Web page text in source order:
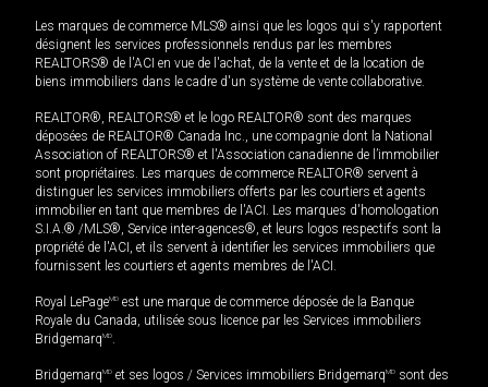
Les marques de commerce MLS® ainsi que les logos qui s'y rapportent
désignent les services professionnels rendus par les membres
REALTORS® de l'ACI en vue de l'achat, de la vente et de la location de
biens immobiliers dans le cadre d'un système de vente collaborative.
REALTOR®, REALTORS® et le logo REALTOR® sont des marques
déposées de REALTOR® Canada Inc., une compagnie dont la National
Association of REALTORS® et l'Association canadienne de l’immobilier
sont propriétaires. Les marques de commerce REALTOR® servent à
distinguer les services immobiliers offerts par les courtiers et agents
immobilier en tant que membres de l'ACI. Les marques d'homologation
S.I.A.® /MLS®, Service inter-agences®, et leurs logos respectifs sont la
propriété de l'ACI, et ils servent à identifier les services immobiliers que
fournissent les courtiers et agents membres de l'ACI.
Royal LePageMD est une marque de commerce déposée de la Banque
Royale du Canada, utilisée sous licence par les Services immobiliers
BridgemarqMD.
BridgemarqMD et ses logos / Services immobiliers BridgemarqMD sont des